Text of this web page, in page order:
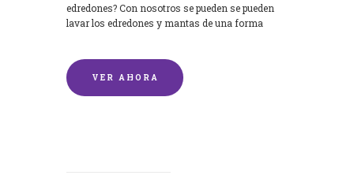
edredones? Con nosotros se pueden se pueden
lavar los edredones y mantas de una forma
VER AHORA